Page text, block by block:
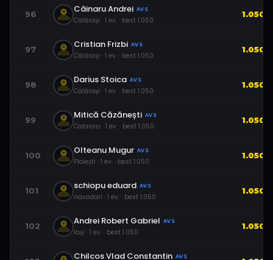
96 Câinaru Andrei AVS
Călărași · 1 ev. · best 1.050
1.050
97 Cristian Frizbi AVS
Călărași · 1 ev. · best 1.050
1.050
98 Darius Stoica AVS
Călărași · 1 ev. · best 1.050
1.050
99 Mitică Căzănești AVS
Calarasi · 1 ev. · best 1.050
1.050
100 Olteanu Mugur AVS
Ploiești · 1 ev. · best 1.050
1.050
101 schiopu eduard AVS
navodari · 1 ev. · best 1.050
1.050
102 Andrei Robert Gabriel AVS
Iași · 1 ev. · best 1.050
1.050
Chilcos Vlad Constantin AVS